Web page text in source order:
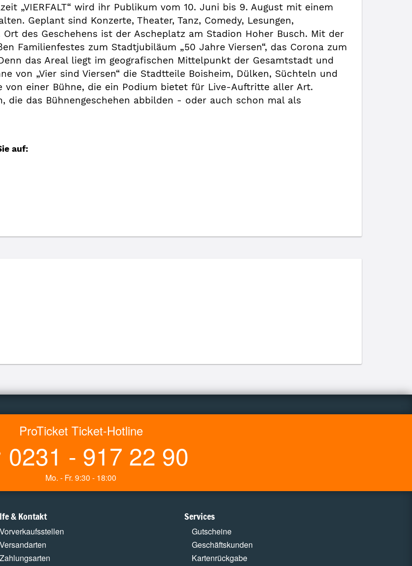
„VIERFALT“ wird ihr Publikum vom 10. Juni bis 9. August mit einem
Geplant sind Konzerte, Theater, Tanz, Comedy, Lesungen,
des Geschehens ist der Ascheplatz am Stadion Hoher Busch. Mit der
Familienfestes zum Stadtjubiläum „50 Jahre Viersen“, das Corona zum
das Areal liegt im geografischen Mittelpunkt der Gesamtstadt und
von „Vier sind Viersen“ die Stadtteile Boisheim, Dülken, Süchteln und
von einer Bühne, die ein Podium bietet für Live-Auftritte aller Art.
die das Bühnengeschehen abbilden - oder auch schon mal als
auf:
ProTicket Ticket-Hotline
0231 - 917 22 90
Mo. - Fr. 9:30 - 18:00
& Kontakt
Vorverkaufsstellen
Versandarten
Zahlungsarten
Services
Gutscheine
Geschäftskunden
Kartenrückgabe